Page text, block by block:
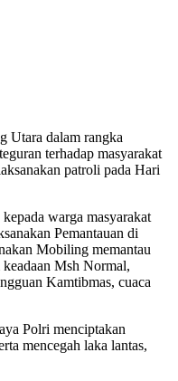
Utara dalam rangka
terhadap masyarakat
patroli pada Hari
warga masyarakat
Pemantauan di
Mobiling memantau
Msh Normal,
Kamtibmas, cuaca
Polri menciptakan
mencegah laka lantas,